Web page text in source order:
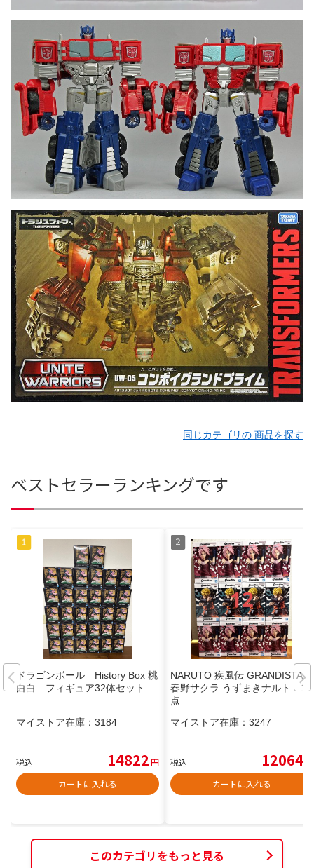
同じカテゴリの 商品を探す
ベストセラーランキングです
ドラゴンボール History Box 桃
白白 フィギュア32体セット
マイストア在庫： 3184
税込 14822円
カートに入れる
NARUTO 疾風伝 GRANDISTA
春野サクラ うずまきナルト 12
点
マイストア在庫： 3247
税込 12064
カートに入れる
このカテゴリをもっと見る